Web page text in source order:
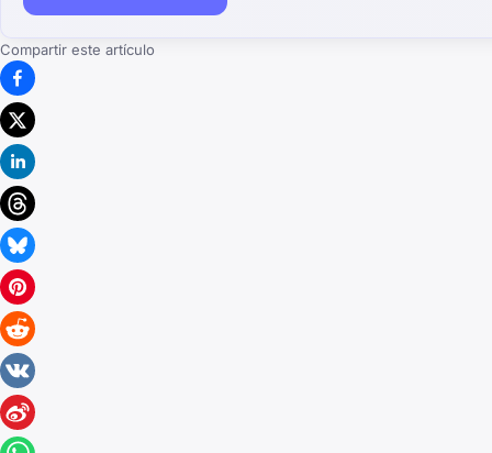
Compartir este artículo